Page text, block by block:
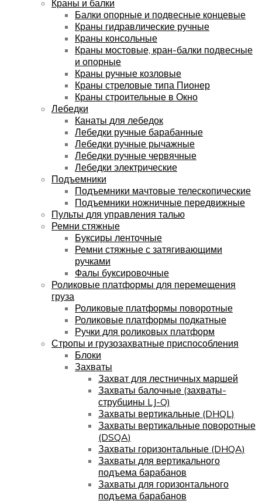
Краны и балки
Балки опорные и подвесные концевые
Краны гидравлические ручные
Краны консольные
Краны мостовые, кран-балки подвесные
и опорные
Краны ручные козловые
Краны стреловые типа Пионер
Краны строительные в Окно
Лебедки
Канаты для лебедок
Лебедки ручные барабанные
Лебедки ручные рычажные
Лебедки ручные червячные
Лебедки электрические
Подъемники
Подъемники мачтовые телескопические
Подъемники ножничные передвижные
Пульты для управления талью
Ремни стяжные
Буксиры ленточные
Ремни стяжные с затягивающими
ручками
Фалы буксировочные
Роликовые платформы для перемещения
груза
Роликовые платформы поворотные
Роликовые платформы подкатные
Ручки для роликовых платформ
Стропы и грузозахватные приспособления
Блоки
Захваты
Захват для лестничных маршей
Захваты балочные (захваты-
струбцины LJ-Q)
Захваты вертикальные (DHQL)
Захваты вертикальные поворотные
(DSQA)
Захваты горизонтальные (DHQA)
Захваты для вертикального
подъема барабанов
Захваты для горизонтального
подъема барабанов